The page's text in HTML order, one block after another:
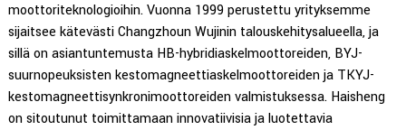
moottoriteknologioihin. Vuonna 1999 perustettu yrityksemme
sijaitsee kätevästi Changzhoun Wujinin talouskehitysalueella, ja
sillä on asiantuntemusta HB-hybridiaskelmoottoreiden, BYJ-
suurnopeuksisten kestomagneettiaskelmoottoreiden ja TKYJ-
kestomagneettisynkronimoottoreiden valmistuksessa. Haisheng
on sitoutunut toimittamaan innovatiivisia ja luotettavia